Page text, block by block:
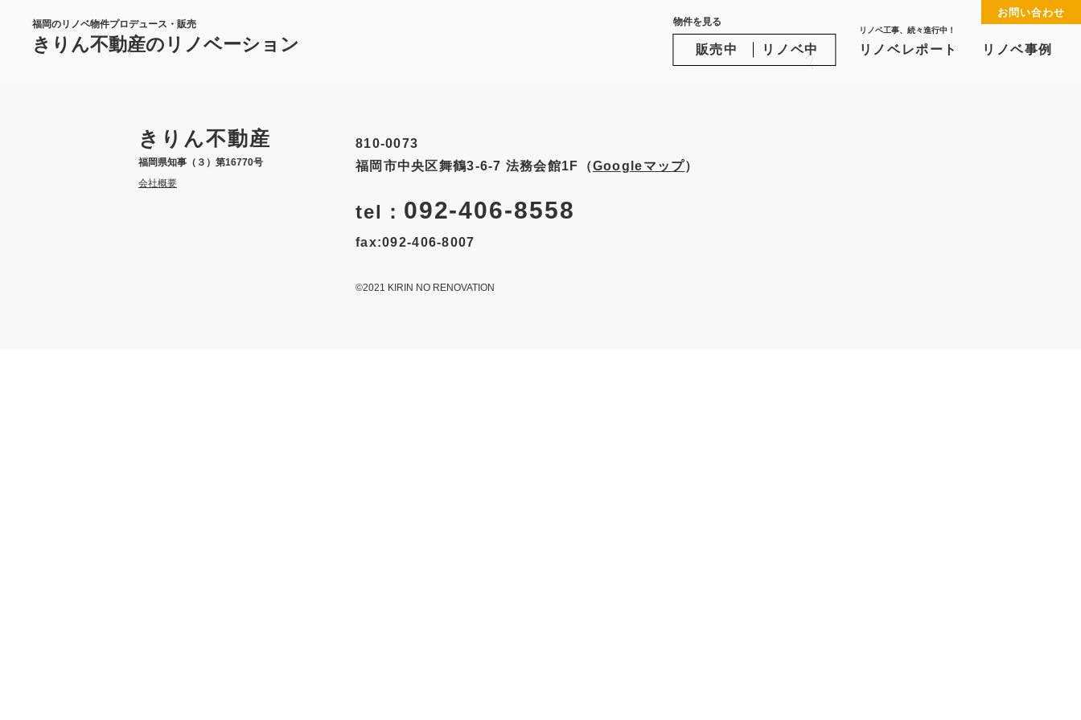
福岡のリノベ物件プロデュース・販売
きりん不動産のリノベーション
物件を見る
販売中 リノベ中
リノベ工事、続々進行中！
リノベレポート リノベ事例
お問い合わせ
〈
きりん不動産
福岡県知事（３）第16770号
会社概要
810-0073
福岡市中央区舞鶴3-6-7 法務会館1F（Googleマップ）
tel： 092-406-8558
fax:092-406-8007
©2021 KIRIN NO RENOVATION